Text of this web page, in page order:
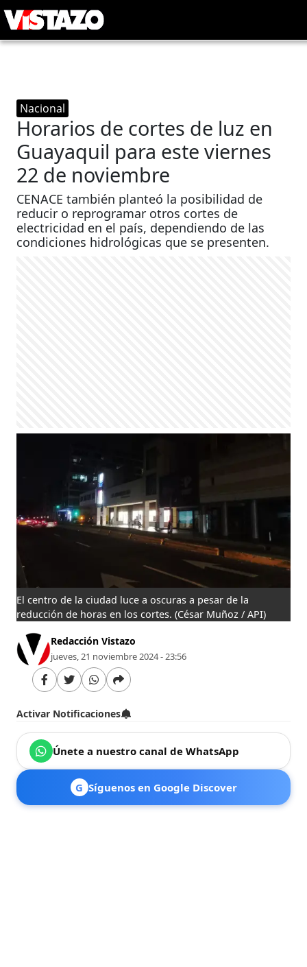
Nacional
Horarios de cortes de luz en
Guayaquil para este viernes
22 de noviembre
CENACE también planteó la posibilidad de
reducir o reprogramar otros cortes de
electricidad en el país, dependiendo de las
condiciones hidrológicas que se presenten.
El centro de la ciudad luce a oscuras a pesar de la
reducción de horas en los cortes. (César Muñoz / API)
Redacción Vistazo
jueves, 21 noviembre 2024 - 23:56
Activar Notificaciones
Únete a nuestro canal de WhatsApp
G Síguenos en Google Discover